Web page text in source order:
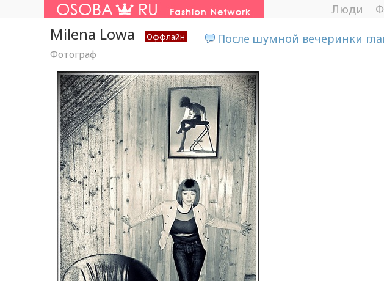
Люди
Milena Lowa Оффлайн После шумной вечеринки
Фотограф